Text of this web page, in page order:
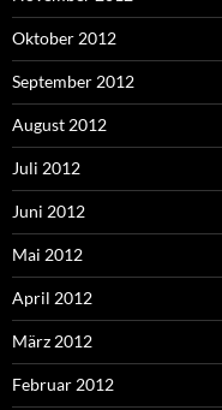
Oktober 2012
September 2012
August 2012
Juli 2012
Juni 2012
Mai 2012
April 2012
März 2012
Februar 2012